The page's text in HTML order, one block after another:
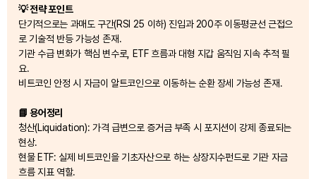
💡 전략 포인트
단기적으로는 과매도 구간(RSI 25 이하) 진입과 200주 이동평균선 근접으
로 기술적 반등 가능성 존재.
기관 수급 변화가 핵심 변수로, ETF 흐름과 대형 지갑 움직임 지속 추적 필
요.
비트코인 안정 시 자금이 알트코인으로 이동하는 순환 장세 가능성 존재.
📘 용어정리
청산(Liquidation): 가격 급변으로 증거금 부족 시 포지션이 강제 종료되는
현상.
현물 ETF: 실제 비트코인을 기초자산으로 하는 상장지수펀드로 기관 자금
흐름 지표 역할.